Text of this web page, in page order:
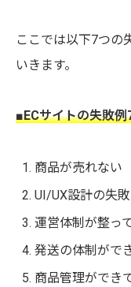
ここでは以下7つの
いきます。
■ECサイトの失敗例
商品が売れない
UI/UX設計の失敗
運営体制が整っ
発送の体制がで
商品管理ができ